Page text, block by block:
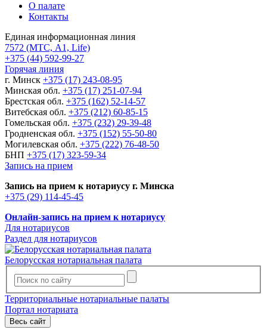
О палате
Контакты
Единая информационная линия
7572 (МТС, A1, Life)
+375 (44) 592-99-27
Горячая линия
г. Минск +375 (17) 243-08-95
Минская обл. +375 (17) 251-07-94
Брестская обл. +375 (162) 52-14-57
Витебская обл. +375 (212) 60-85-15
Гомельская обл. +375 (232) 29-39-48
Гродненская обл. +375 (152) 55-50-80
Могилевская обл. +375 (222) 76-48-50
БНП +375 (17) 323-59-34
Запись на прием
Запись на прием к нотариусу г. Минска
+375 (29) 114-45-45
Онлайн-запись на прием к нотариусу
Для нотариусов
Раздел для нотариусов
Белорусская нотариальная палата
Территориальные нотариальные палаты
Портал нотариата
Весь сайт